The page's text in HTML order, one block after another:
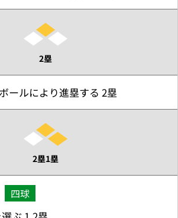
2塁
ールにより進塁する 2塁
2塁1塁
四球